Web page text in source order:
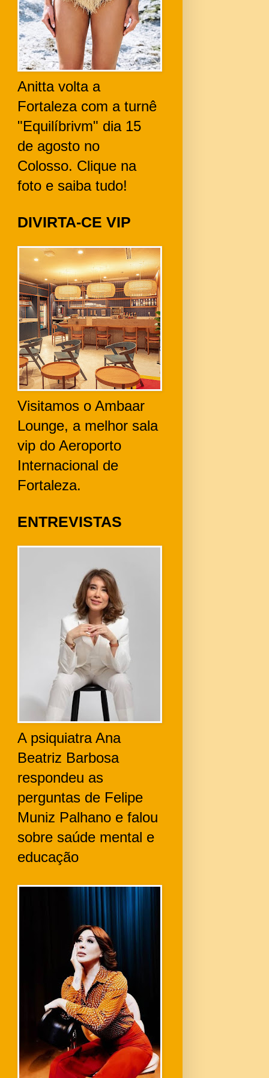
Anitta volta a
Fortaleza com a turnê
"Equilíbrivm" dia 15
de agosto no
Colosso. Clique na
foto e saiba tudo!
DIVIRTA-CE VIP
Visitamos o Ambaar
Lounge, a melhor sala
vip do Aeroporto
Internacional de
Fortaleza.
ENTREVISTAS
A psiquiatra Ana
Beatriz Barbosa
respondeu as
perguntas de Felipe
Muniz Palhano e falou
sobre saúde mental e
educação